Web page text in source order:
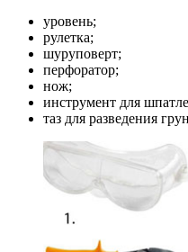
уровень;
рулетка;
шуруповерт;
перфоратор;
нож;
инструмент для
таз для разведения